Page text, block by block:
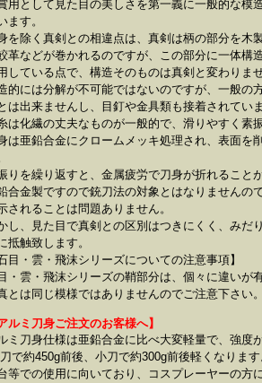
用として見た目の美しさを第一義に一般的な模
ます。
を除く真剣との相違点は、真剣は柄の部分を木
革などが巻かれるのですが、この部分に一体構
している点で、構造そのものは真剣と変わりませ
的には分解が不可能ではないのですが、一般の
は出来ませんし、目釘や金具類も接着されていま
は化繊の丈夫なものが一般的で、滑りやすく素
は亜鉛合金にクロームメッキ処理され、表面を
りを繰り返すと、金属疲労で刀身が折れること
合金製ですので銃刀法の対象とはなりませんの
されることは問題ありません。
し、見た目で真剣との区別はつきにくく、みだ
抵触致します。
石目・雲・飛沫シリーズについての注意事項】
・雲・飛沫シリーズの鞘部分は、個々に違いが有
とは同じ模様ではありませんのでご注意下さい。
アルミ刀身ご注文のお客様へ】
ミ刀身仕様は亜鉛合金に比べ大変軽量で、強度
で約450g前後、小刀で約300g前後軽くなりま
等での使用に向いており、コスプレーヤーの方